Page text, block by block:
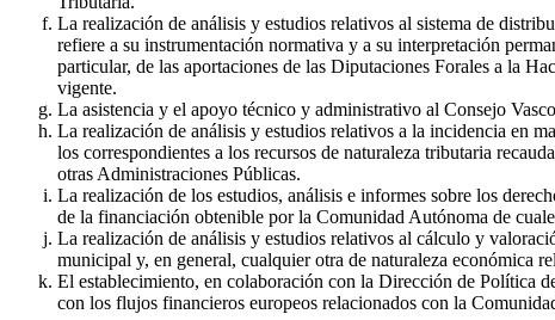
La realización de análisis y estudios relativos al sistema de
refiere a su instrumentación normativa y a su interpretación
particular, de las aportaciones de las Diputaciones Forales a la
vigente.
La asistencia y el apoyo técnico y administrativo al Consejo
La realización de análisis y estudios relativos a la incidencia en
los correspondientes a los recursos de naturaleza tributaria
otras Administraciones Públicas.
La realización de los estudios, análisis e informes sobre los
de la financiación obtenible por la Comunidad Autónoma de
La realización de análisis y estudios relativos al cálculo y
municipal y, en general, cualquier otra de naturaleza económica
El establecimiento, en colaboración con la Dirección de Política
con los flujos financieros europeos relacionados con la